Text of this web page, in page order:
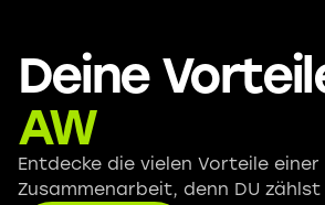
Deine
AW
Entdecke die vielen Vorteile einer
Zusammenarbeit, denn DU zählst